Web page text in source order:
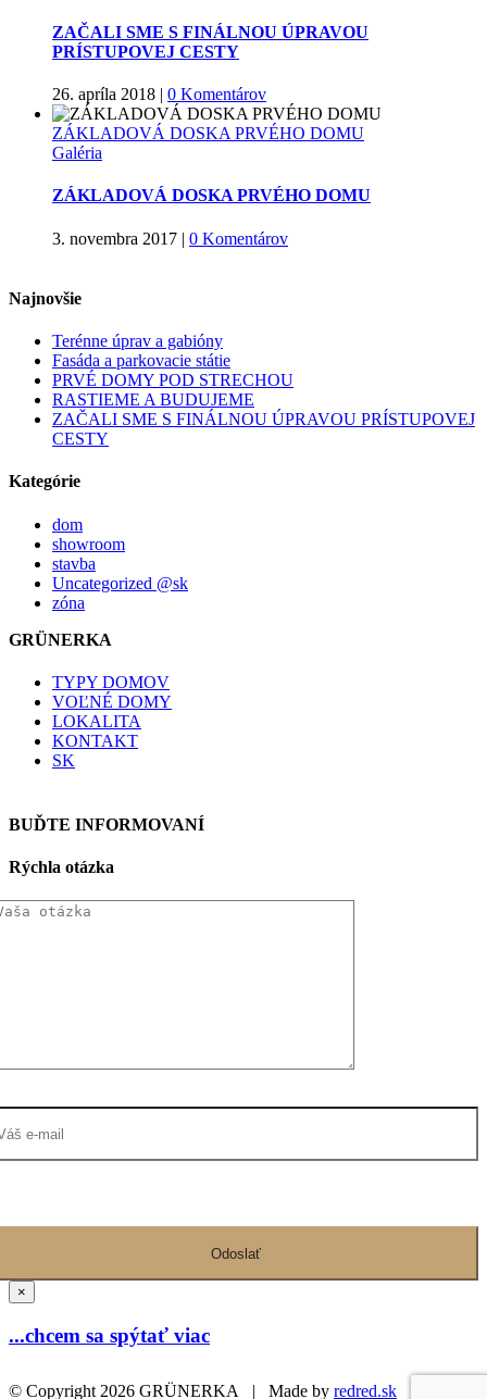
ZAČALI SME S FINÁLNOU ÚPRAVOU
PRÍSTUPOVEJ CESTY
26. apríla 2018 | 0 Komentárov
ZÁKLADOVÁ DOSKA PRVÉHO DOMU
Galéria
ZÁKLADOVÁ DOSKA PRVÉHO DOMU
3. novembra 2017 | 0 Komentárov
Najnovšie
Terénne úprav a gabióny
Fasáda a parkovacie státie
PRVÉ DOMY POD STRECHOU
RASTIEME A BUDUJEME
ZAČALI SME S FINÁLNOU ÚPRAVOU PRÍSTUPOVEJ
CESTY
Kategórie
dom
showroom
stavba
Uncategorized @sk
zóna
GRÜNERKA
TYPY DOMOV
VOĽNÉ DOMY
LOKALITA
KONTAKT
SK
BUĎTE INFORMOVANÍ
Rýchla otázka
×
...chcem sa spýtať viac
© Copyright 2026 GRÜNERKA | Made by redred.sk